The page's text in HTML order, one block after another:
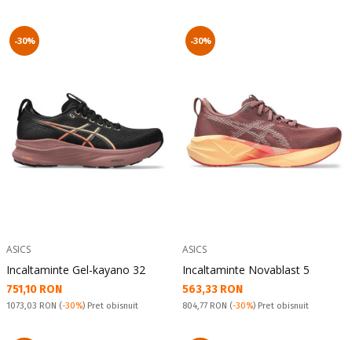
-30%
ASICS
Incaltaminte Gel-kayano 32
Текуща цена:
751,10 RON
Pret obisnuit:
1073,03 RON (-30%) Pret obisnuit
-30%
ASICS
Incaltaminte Novablast 5
Текуща цена:
563,33 RON
Pret obisnuit:
804,77 RON (-30%) Pret obisnuit